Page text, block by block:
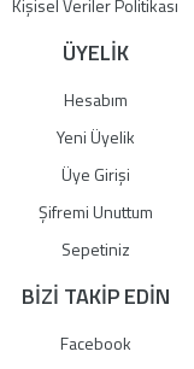
Kişisel Veriler Politikası
ÜYELİK
Hesabım
Yeni Üyelik
Üye Girişi
Şifremi Unuttum
Sepetiniz
BİZİ TAKİP EDİN
Facebook